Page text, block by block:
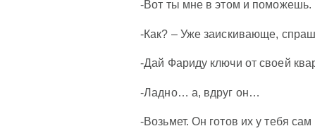
-Вот ты мне в этом и поможешь.
-Как? – Уже заискивающе,
-Дай Фариду ключи от своей
-Ладно… а, вдруг он…
-Возьмет. Он готов их у тебя